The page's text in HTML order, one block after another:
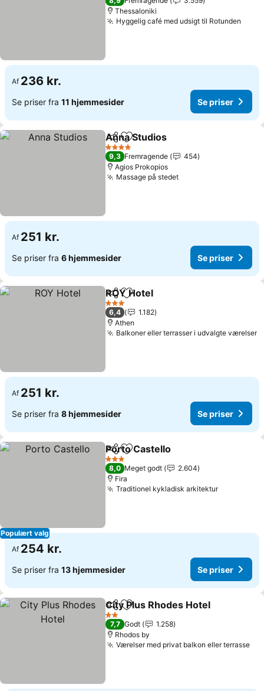
Thessaloniki
Hyggelig café med udsigt til Rotunden
Af 236 kr.
Se priser fra 11 hjemmesider Se priser
Del Føj til favoritter
Anna Studios
4 Stjerner
9,3 Fremragende
454
Agios Prokopios
Massage på stedet
Af 251 kr.
Se priser fra 6 hjemmesider Se priser
Del Føj til favoritter
ROY Hotel
3 Stjerner
6,4
1.182
Athen
Balkoner eller terrasser i udvalgte værelser
Af 251 kr.
Se priser fra 8 hjemmesider Se priser
Populært valg
Del Føj til favoritter
Porto Castello
3 Stjerner
8,0 Meget godt
2.604
Fira
Traditionel kykladisk arkitektur
Af 254 kr.
Se priser fra 13 hjemmesider Se priser
Del Føj til favoritter
City Plus Rhodes Hotel
2 Stjerner
7,7 Godt
1.258
Rhodos by
Værelser med privat balkon eller terrasse